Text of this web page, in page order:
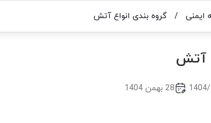
ایمنی / گروه بندی انواع آتش
آتش
28 بهمن 1404